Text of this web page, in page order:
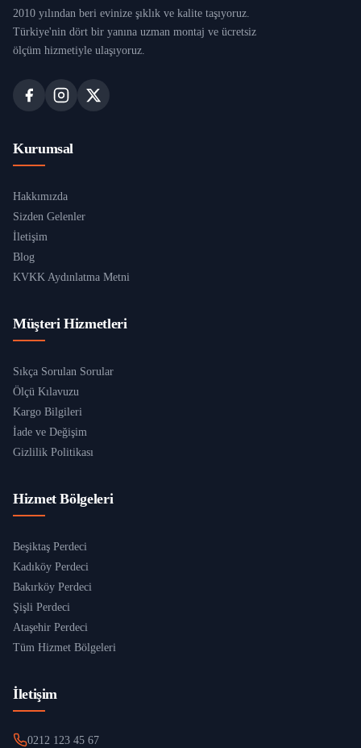
2010 yılından beri evinize şıklık ve kalite taşıyoruz.
Türkiye'nin dört bir yanına uzman montaj ve ücretsiz
ölçüm hizmetiyle ulaşıyoruz.
Kurumsal
Hakkımızda
Sizden Gelenler
İletişim
Blog
KVKK Aydınlatma Metni
Müşteri Hizmetleri
Sıkça Sorulan Sorular
Ölçü Kılavuzu
Kargo Bilgileri
İade ve Değişim
Gizlilik Politikası
Hizmet Bölgeleri
Beşiktaş Perdeci
Kadıköy Perdeci
Bakırköy Perdeci
Şişli Perdeci
Ataşehir Perdeci
Tüm Hizmet Bölgeleri
İletişim
0212 123 45 67